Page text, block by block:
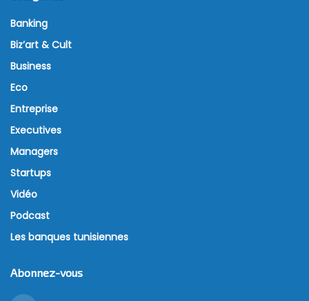
Banking
Biz’art & Cult
Business
Eco
Entreprise
Executives
Managers
Startups
Vidéo
Podcast
Les banques tunisiennes
Abonnez-vous